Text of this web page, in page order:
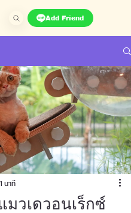
Add Friend
วเดวอนเร็กซ์
นาที